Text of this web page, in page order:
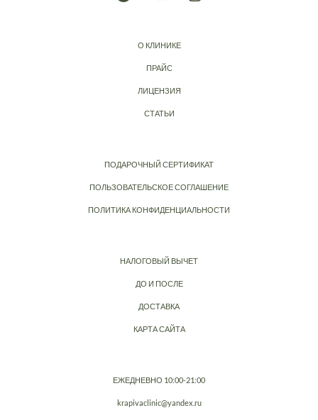
О КЛИНИКЕ
ПРАЙС
ЛИЦЕНЗИЯ
СТАТЬИ
ПОДАРОЧНЫЙ СЕРТИФИКАТ
ПОЛЬЗОВАТЕЛЬСКОЕ СОГЛАШЕНИЕ
ПОЛИТИКА КОНФИДЕНЦИАЛЬНОСТИ
НАЛОГОВЫЙ ВЫЧЕТ
ДО И ПОСЛЕ
ДОСТАВКА
КАРТА САЙТА
ЕЖЕДНЕВНО 10:00-21:00
krapivaclinic@yandex.ru